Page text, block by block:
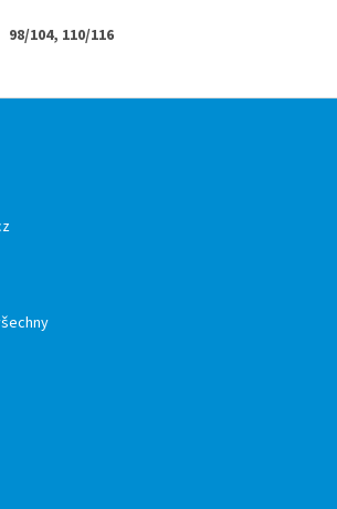
98/104, 110/116